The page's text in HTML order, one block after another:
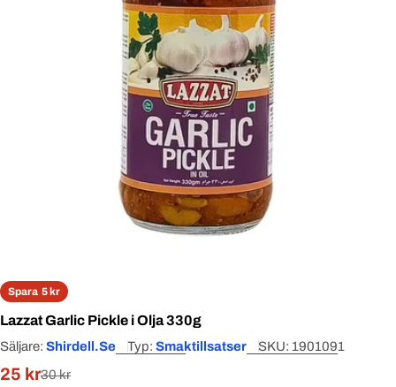
media 0 in modal
Spara 5 kr
Lazzat Garlic Pickle i Olja 330g
Säljare: Shirdell.se Typ: Smaktillsatser SKU: 1901091
Rabatterat
25 kr
Normal
30 kr